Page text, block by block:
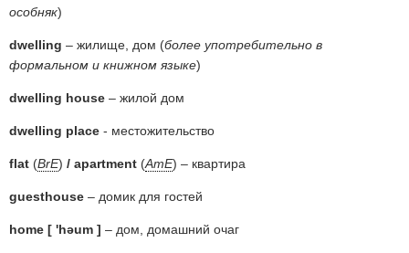
особняк)
dwelling – жилище, дом (более употребительно в
формальном и книжном языке)
dwelling house – жилой дом
dwelling place - местожительство
flat (BrE) / apartment (AmE) – квартира
guesthouse – домик для гостей
home [ 'həum ] – дом, домашний очаг